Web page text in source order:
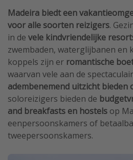
Madeira biedt een
voor alle soorten reizigers.
in de vele kindvriendelijke
zwembaden, waterglijbanen en
koppels zijn er romantische
waarvan vele aan de
adembenemend uitzicht bieden
soloreizigers bieden de
and breakfasts en hostels op
eenpersoonskamers of
tweepersoonskamers.